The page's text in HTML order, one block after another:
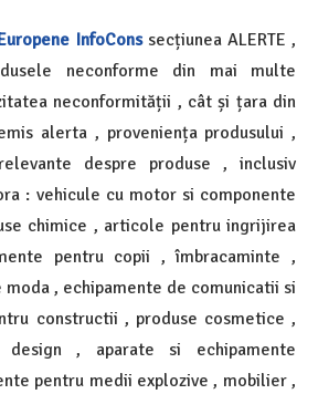
InfoCons secțiunea ALERTE ,
neconforme din mai multe
neconformității , cât și țara din
alerta , proveniența produsului ,
despre produse , inclusiv
: vehicule cu motor si componente
chimice , articole pentru ingrijirea
pentru copii , îmbracaminte ,
, echipamente de comunicatii si
constructii , produse cosmetice ,
, aparate si echipamente
pentru medii explozive , mobilier ,